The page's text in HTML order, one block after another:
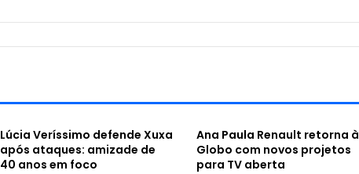
Lúcia Veríssimo defende Xuxa
após ataques: amizade de
40 anos em foco
Ana Paula Renault retorna à
Globo com novos projetos
para TV aberta